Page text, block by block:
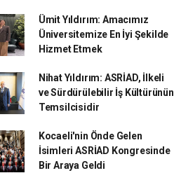
Ümit Yıldırım: Amacımız
Üniversitemize En İyi Şekilde
Hizmet Etmek
Nihat Yıldırım: ASRİAD, İlkeli
ve Sürdürülebilir İş Kültürünün
Temsilcisidir
Kocaeli'nin Önde Gelen
İsimleri ASRİAD Kongresinde
Bir Araya Geldi